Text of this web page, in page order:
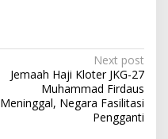
Next post
Jemaah Haji Kloter JKG-27
Muhammad Firdaus
Meninggal, Negara Fasilitasi
Pengganti